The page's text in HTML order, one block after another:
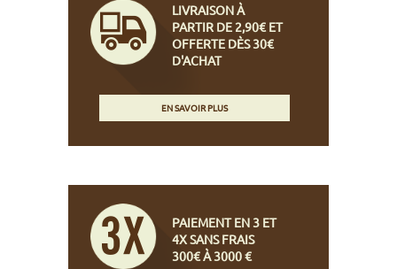
LIVRAISON À
PARTIR DE 2,90€ ET
OFFERTE DÈS 30€
D'ACHAT
EN SAVOIR PLUS
PAIEMENT EN 3 ET
4X SANS FRAIS
300€ À 3000 €